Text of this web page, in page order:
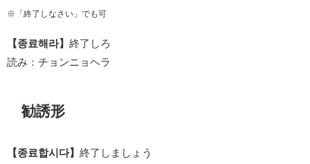
※「終了しなさい」でも可
【종료해라】 終了しろ
読み：チョンニョヘラ
勧誘形
【종료합시다】 終了しましょう